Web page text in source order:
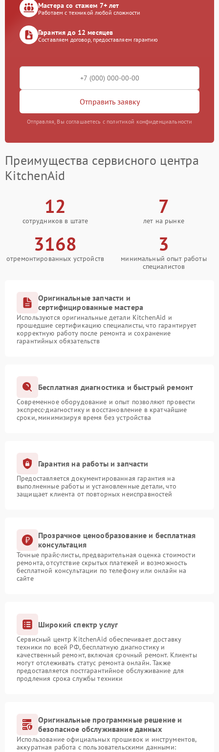
Мастера со стажем 7+ лет
Работаем с техникой любой сложности
Гарантия до 12 месяцев
Составляем договор, предоставляем гарантию
Отправить заявку
Отправляя, Вы соглашаетесь с политикой конфиденциальности
Преимущества сервисного центра
KitchenAid
12
сотрудников в штате
7
лет на рынке
3168
отремонтированных устройств
3
минимальный опыт работы
специалистов
Оригинальные запчасти и
сертифицированные мастера
Используются оригинальные детали KitchenAid и
прошедшие сертификацию специалисты, что гарантирует
корректную работу после ремонта и сохранение
гарантийных обязательств
Бесплатная диагностика и быстрый ремонт
Современное оборудование и опыт позволяют провести
экспресс-диагностику и восстановление в кратчайшие
сроки, минимизируя время без устройства
Гарантия на работы и запчасти
Предоставляется документированная гарантия на
выполненные работы и установленные детали, что
защищает клиента от повторных неисправностей
Прозрачное ценообразование и бесплатная
консультация
Точные прайс-листы, предварительная оценка стоимости
ремонта, отсутствие скрытых платежей и возможность
бесплатной консультации по телефону или онлайн на
сайте
Широкий спектр услуг
Сервисный центр KitchenAid обеспечивает доставку
техники по всей РФ, бесплатную диагностику и
качественный ремонт, включая срочный ремонт. Клиенты
могут отслеживать статус ремонта онлайн. Также
предоставляется постгарантийное обслуживание для
продления срока службы техники
Оригинальные программные решение и
безопасное обслуживание данных
Использование официальных прошивок и инструментов,
аккуратная работа с пользовательскими данными: